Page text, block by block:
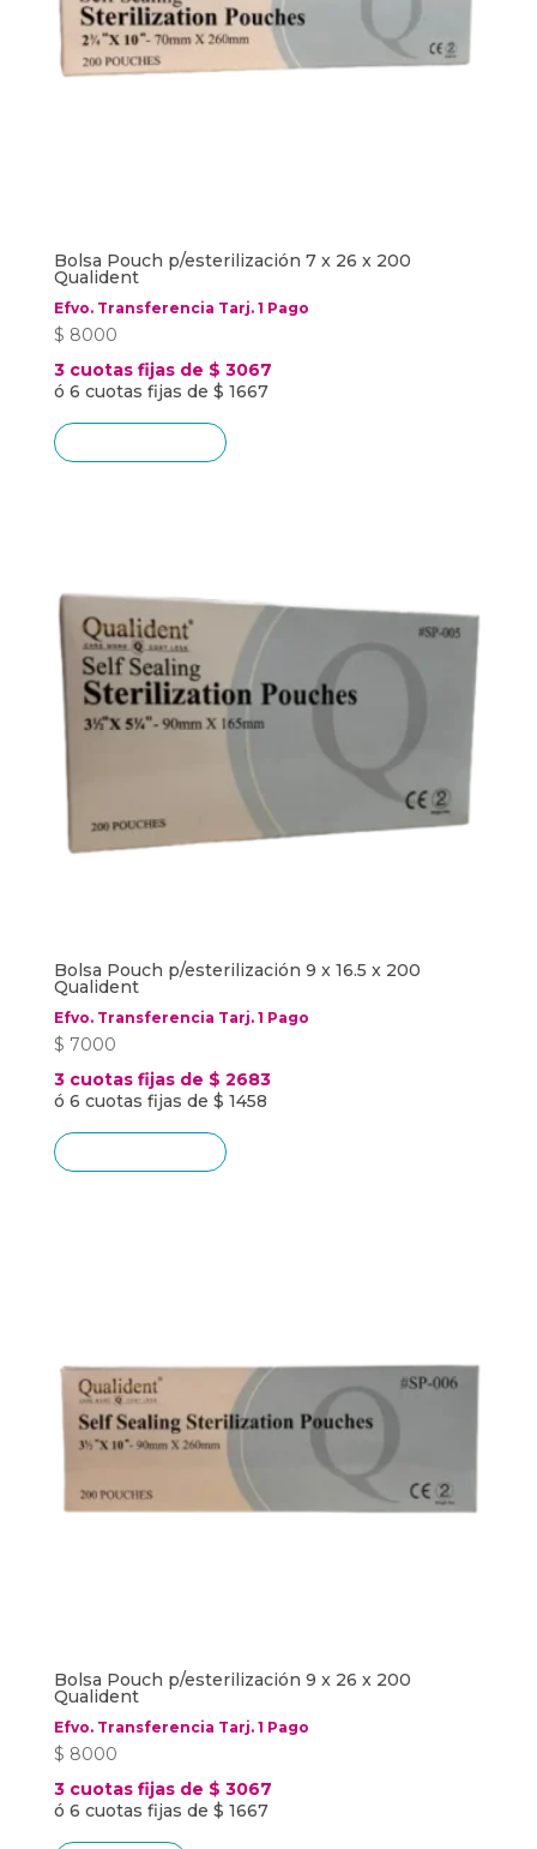
Bolsa Pouch p/esterilización 7 x 26 x 200
Qualident
Efvo. Transferencia Tarj. 1 Pago
$ 8000
3 cuotas fijas de $ 3067
ó 6 cuotas fijas de $ 1667
Bolsa Pouch p/esterilización 9 x 16.5 x 200
Qualident
Efvo. Transferencia Tarj. 1 Pago
$ 7000
3 cuotas fijas de $ 2683
ó 6 cuotas fijas de $ 1458
Bolsa Pouch p/esterilización 9 x 26 x 200
Qualident
Efvo. Transferencia Tarj. 1 Pago
$ 8000
3 cuotas fijas de $ 3067
ó 6 cuotas fijas de $ 1667